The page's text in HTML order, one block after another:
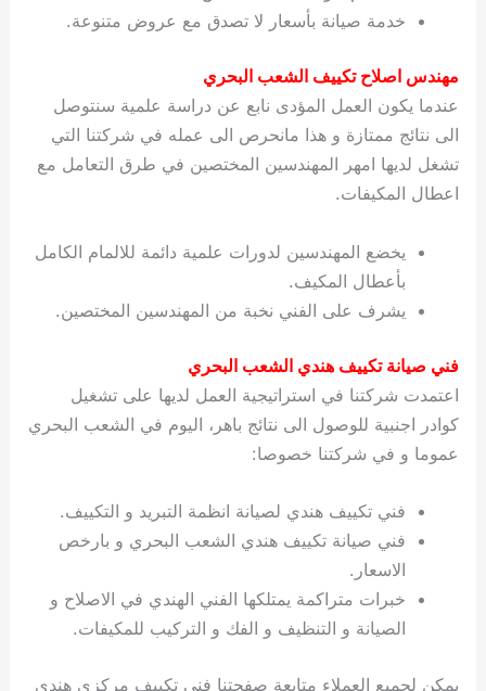
خدمة صيانة بأسعار لا تصدق مع عروض متنوعة.
مهندس اصلاح تكييف الشعب البحري
عندما يكون العمل المؤدى نابع عن دراسة علمية سنتوصل
الى نتائج ممتازة و هذا مانحرص الى عمله في شركتنا التي
تشغل لديها امهر المهندسين المختصين في طرق التعامل مع
اعطال المكيفات.
يخضع المهندسين لدورات علمية دائمة للالمام الكامل
بأعطال المكيف.
يشرف على الفني نخبة من المهندسين المختصين.
فني صيانة تكييف هندي الشعب البحري
اعتمدت شركتنا في استراتيجية العمل لديها على تشغيل
كوادر اجنبية للوصول الى نتائج باهر، اليوم في الشعب البحري
عموما و في شركتنا خصوصا:
فني تكييف هندي لصيانة انظمة التبريد و التكييف.
فني صيانة تكييف هندي الشعب البحري و بارخص
الاسعار.
خبرات متراكمة يمتلكها الفني الهندي في الاصلاح و
الصيانة و التنظيف و الفك و التركيب للمكيفات.
يمكن لجميع العملاء متابعة صفحتنا فني تكييف مركزي هندي